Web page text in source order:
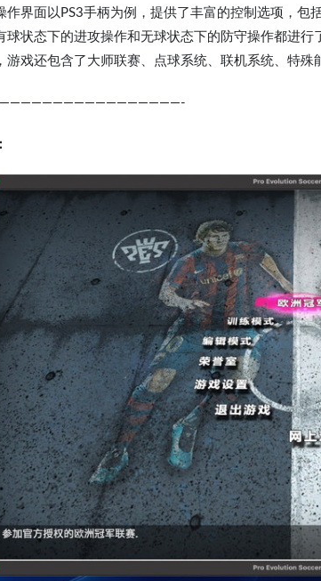
作界面以PS3手柄为例，提供了丰富的控制选项，包
球状态下的进攻操作和无球状态下的防守操作都进行
游戏还包含了大师联赛、点球系统、联机系统、特殊